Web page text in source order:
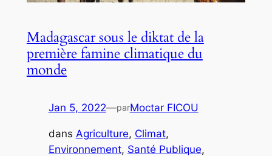
Madagascar sous le diktat de la
première famine climatique du
monde
Jan 5, 2022—parMoctar FICOU
dans Agriculture, Climat
Environnement, Santé Publique